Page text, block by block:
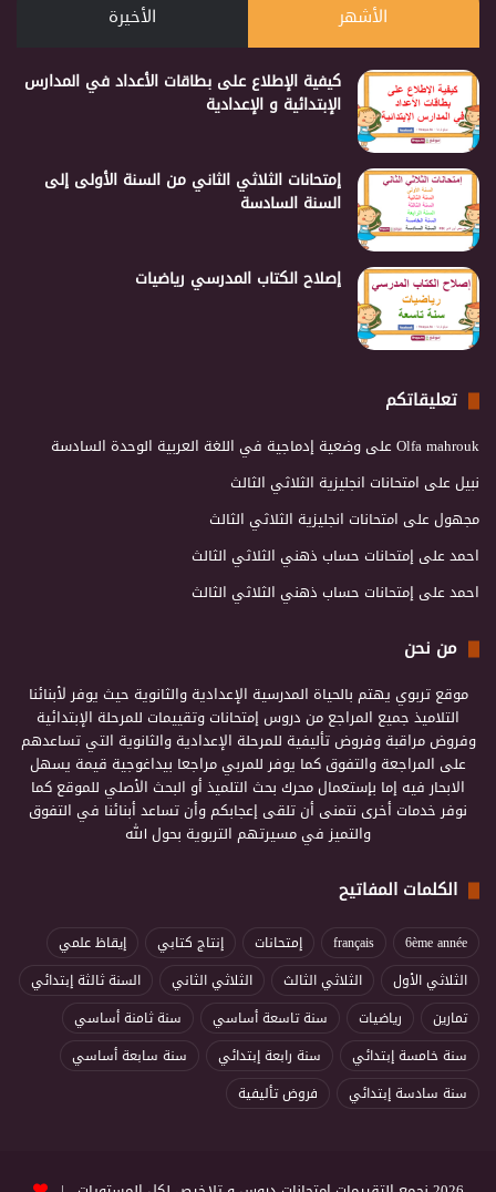
الأشهر الأخيرة
كيفية الإطلاع على بطاقات الأعداد في المدارس
الإبتدائية و الإعدادية
إمتحانات الثلاثي الثاني من السنة الأولى إلى
السنة السادسة
إصلاح الكتاب المدرسي رياضيات
تعليقاتكم
Olfa mahroukعلى وضعية إدماجية في اللغة العربية الوحدة السادسة
نبيلعلى امتحانات انجليزية الثلاثي الثالث
مجهولعلى امتحانات انجليزية الثلاثي الثالث
احمدعلى إمتحانات حساب ذهني الثلاثي الثالث
احمدعلى إمتحانات حساب ذهني الثلاثي الثالث
من نحن
موقع تربوي يهتم بالحياة المدرسية الإعدادية والثانوية حيث يوفر لأبنائنا
التلاميذ جميع المراجع من دروس إمتحانات وتقييمات للمرحلة الإبتدائية
وفروض مراقبة وفروض تأليفية للمرحلة الإعدادية والثانوية التي تساعدهم
على المراجعة والتفوق كما يوفر للمربي مراجعا بيداغوجية قيمة يسهل
الابحار فيه إما بإستعمال محرك بحث التلميذ أو البحث الأصلي للموقع كما
نوفر خدمات أخرى نتمنى أن تلقى إعجابكم وأن تساعد أبنائنا في التفوق
والتميز في مسيرتهم التربوية بحول الله
الكلمات المفاتيح
6ème année
français إمتحانات إنتاج كتابي
إيقاظ علمي
الثلاثي الأول
الثلاثي الثالث الثلاثي الثاني
السنة ثالثة إبتدائي
تمارين
رياضيات سنة تاسعة أساسي
سنة ثامنة أساسي
سنة خامسة إبتدائي
سنة رابعة إبتدائي
سنة سابعة أساسي
سنة سادسة إبتدائي
فروض تأليفية